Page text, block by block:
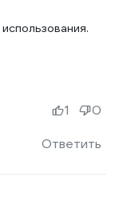
Ответить
1 0